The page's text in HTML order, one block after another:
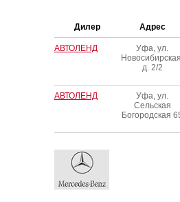
Дилер Адрес
АВТОЛЕНД
Уфа, ул.
д. 2/2
АВТОЛЕНД
Уфа, ул.
Сельская
Богородская